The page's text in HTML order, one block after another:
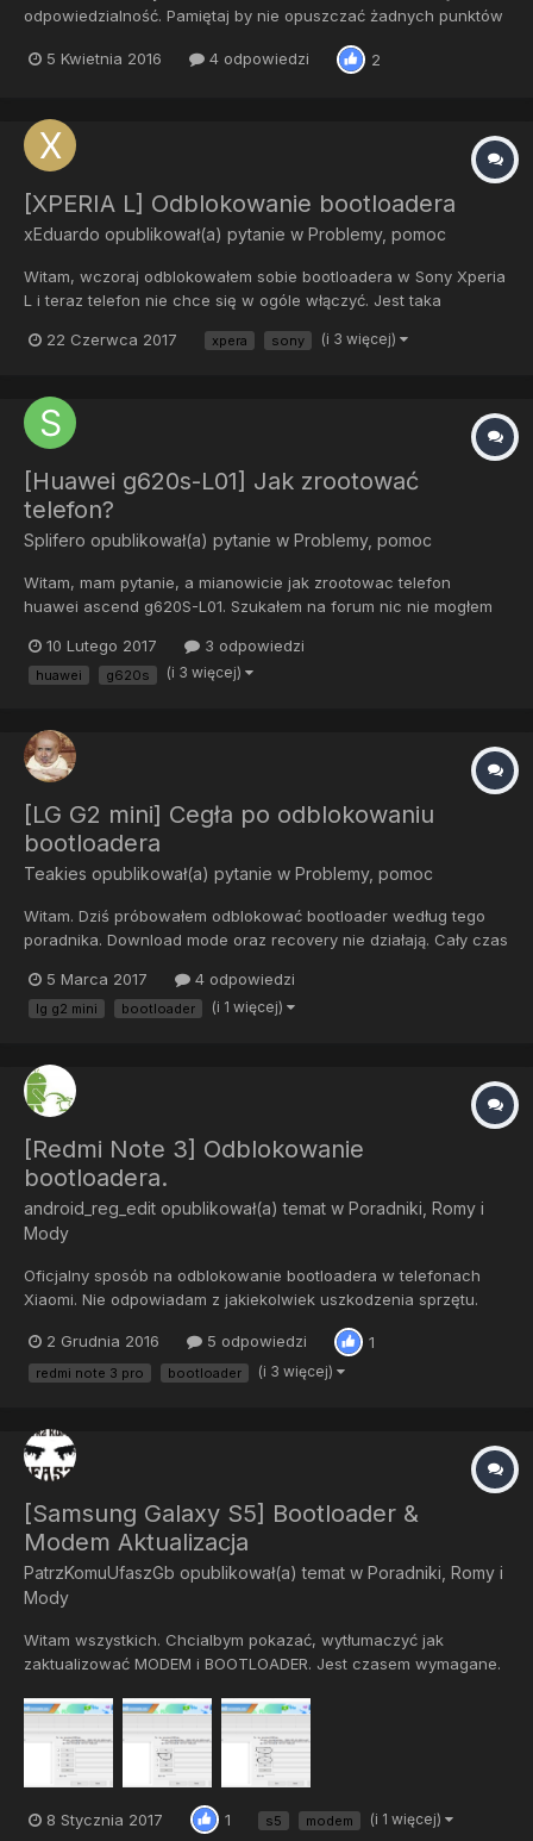
odpowiedzialność. Pamiętaj by nie opuszczać żadnych punktów
Zaloguj się i wypełnij potrzebne dane
5 Kwietnia 2016 4 odpowiedzi 2
[XPERIA L] Odblokowanie bootloadera
xEduardo opublikował(a) pytanie w Problemy, pomoc
Witam, wczoraj odblokowałem sobie bootloadera w Sony Xperia
L i teraz telefon nie chce się w ogóle włączyć. Jest taka
co zrobić. Dodam że mam flashtoola ale nie wiem jak mam się za
22 Czerwca 2017 xpera sony (i 3 więcej)
[Huawei g620s-L01] Jak zrootować
telefon?
Splifero opublikował(a) pytanie w Problemy, pomoc
Witam, mam pytanie, a mianowicie jak zrootowac telefon
huawei ascend g620S-L01. Szukałem na forum nic nie mogłem
bootloader. Proszę o szybką odpowiedź
10 Lutego 2017 3 odpowiedzi
huawei g620s (i 3 więcej)
[LG G2 mini] Cegła po odblokowaniu
bootloadera
Teakies opublikował(a) pytanie w Problemy, pomoc
Witam. Dziś próbowałem odblokować bootloader według tego
poradnika. Download mode oraz recovery nie działają. Cały czas
podłączonym do ładowarki telefonie pokazuje się żółty trójkąt.
Nic więcej nie da się zrobić. Rom Stock 5.0.2 z br...
5 Marca 2017 4 odpowiedzi
lg g2 mini bootloader (i 1 więcej)
[Redmi Note 3] Odblokowanie
bootloadera.
android_reg_edit opublikował(a) temat w Poradniki, Romy i
Mody
Oficjalny sposób na odblokowanie bootloadera w telefonach
Xiaomi. Nie odpowiadam z jakiekolwiek uszkodzenia sprzętu.
> załóż tutaj. 2. Na koncie muszą być podane: - poprawny
numer telefonu - popraw...
2 Grudnia 2016 5 odpowiedzi 1
redmi note 3 pro bootloader (i 3 więcej)
[Samsung Galaxy S5] Bootloader &
Modem Aktualizacja
PatrzKomuUfaszGb opublikował(a) temat w Poradniki, Romy i
Mody
Witam wszystkich. Chcialbym pokazać, wytłumaczyć jak
zaktualizować MODEM i BOOTLOADER. Jest czasem wymagane.
Dziś sam dodałem ROM gdzie trzeba właśnie to zrobic. Są dwie
metody. METODA 1 (instalacja pliku ap) Instruk...
8 Stycznia 2017 1 s5 modem (i 1 więcej)